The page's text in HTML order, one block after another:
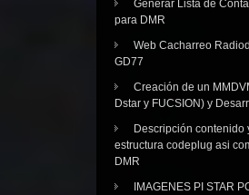
Generar Lista de
para DMR
Web Cacharreo
GD77
Creación de un
Dstar y FUCSION) y
Descripción contenido
estructura codeplug asi
DMR
IMAGENES PI STAR